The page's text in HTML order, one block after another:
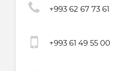
+993 62 67 73 61
+993 61 49 55 00